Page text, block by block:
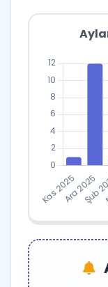
Araştırma
Görevlisi
Öğretim
Görevlisi
Dr.
Öğretim
Üyesi
Doçent
Profesör
7
Aylara
İlan